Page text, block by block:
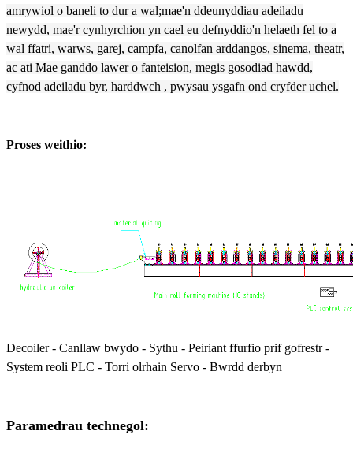
amrywiol o baneli to dur a wal;mae'n ddeunyddiau adeiladu
newydd, mae'r cynhyrchion yn cael eu defnyddio'n helaeth fel to a
wal ffatri, warws, garej, campfa, canolfan arddangos, sinema, theatr,
ac ati Mae ganddo lawer o fanteision, megis gosodiad hawdd,
cyfnod adeiladu byr, harddwch , pwysau ysgafn ond cryfder uchel.
Proses weithio:
Decoiler - Canllaw bwydo - Sythu - Peiriant ffurfio prif gofrestr -
System reoli PLC - Torri olrhain Servo - Bwrdd derbyn
Paramedrau technegol: